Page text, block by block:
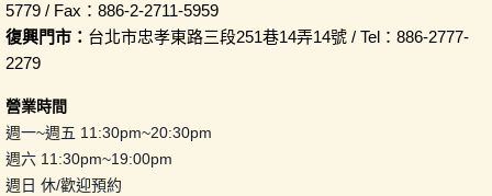
5779 / Fax：886-2-2711-5959
復興門市： 台北市忠孝東路三段251巷14弄14號 / Tel：886-2777-
2279
營業時間
週一~週五 11:30pm~20:30pm
週六 11:30pm~19:00pm
週日 休/歡迎預約